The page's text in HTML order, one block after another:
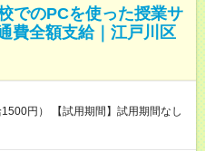
でのPCを使った授業サ
費全額支給｜江戸川区
研修受講8日～10日（時給1500円） 【試用期間】試用期間なし